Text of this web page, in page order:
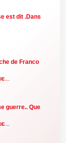
est dit .Dans
de Franco
guerre.. Que